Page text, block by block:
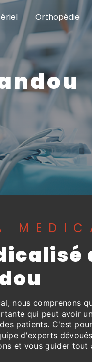
Orthopédie
nous comprenons
qui peut avoir
patients. C'est
d'experts
et vous guider tout